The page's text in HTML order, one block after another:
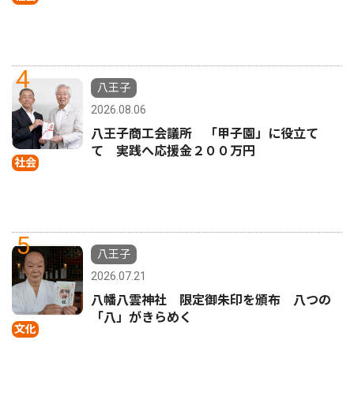
4
社会
八王子
2026.08.06
八王子商工会議所 「甲子園」に役立て
て 実践へ応援金２００万円
5
文化
八王子
2026.07.21
八幡八雲神社 限定御朱印を頒布 八つの
「八」がきらめく